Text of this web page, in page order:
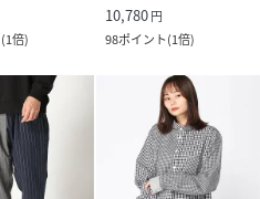
(1倍)
10,780円
98ポイント(1倍)